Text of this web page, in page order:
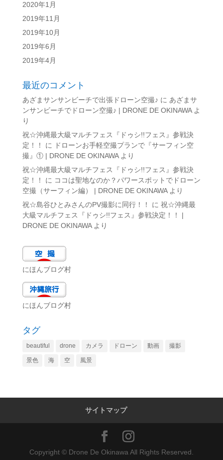
2020年1月
2019年11月
2019年10月
2019年6月
2019年4月
最近のコメント
あざまサンサンビーチで出張ドローン空撮♪ に あざまサ
ンサンビーチでドローン空撮♪ | DRONE DE OKINAWAよ
り
祝☆沖縄最大級マルチフェス『ドゥシ!!フェス』参戦決
定！！
に
ドローンお手軽空撮プランで『サーフィン空
撮』① | DRONE DE OKINAWAより
祝☆沖縄最大級マルチフェス『ドゥシ!!フェス』参戦決
定！！
に ココは聖地なのか？パワースポットでドローン
空撮（サーフィン編） | DRONE DE OKINAWAより
祝☆島谷ひとみさんのPV撮影に同行！！
に 祝☆沖縄最
大級マルチフェス『ドゥシ!!フェス』参戦決定！！ |
DRONE DE OKINAWAより
にほんブログ村
にほんブログ村
タグ
beautiful drone カメラ ドローン 動画 撮影
景色 海 空 風景
サイトマップ
Copyright © Drone De Okinawa All Rights Reserved.